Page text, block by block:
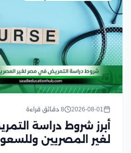
2026-08-01 8 دقائق قراءة
أبرز شروط دراسة
لغير المصريين